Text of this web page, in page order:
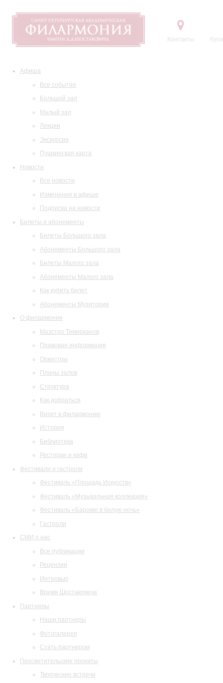
Контакты
Афиша
Все события
Большой зал
Малый зал
Лекции
Экскурсии
Пушкинская карта
Новости
Все новости
Изменения в афише
Подписка на новости
Билеты и абонементы
Билеты Большого зала
Абонементы Большого зала
Билеты Малого зала
Абонементы Малого зала
Как купить билет
Абонементы Музитория
О филармонии
Маэстро Темирканов
Правовая информация
Оркестры
Планы залов
Структура
Как добраться
Визит в филармонию
История
Библиотека
Ресторан и кафе
Фестивали и гастроли
Фестиваль «Площадь Искусств»
Фестиваль «Музыкальная коллекция»
Фестиваль «Барокко в белую ночь»
Гастроли
СМИ о нас
Все публикации
Рецензии
Интервью
Время Шостаковича
Партнеры
Наши партнеры
Фотогалерея
Стать партнером
Просветительские проекты
Творческие встречи